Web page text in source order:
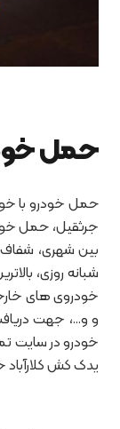
حمل
حمل خودرو با
جرثقیل، حمل
بین شهری،
شبانه روزی،
خودروی های
و و…، جهت
خودرو در سایت
یدک کش کلارآباد خددمات